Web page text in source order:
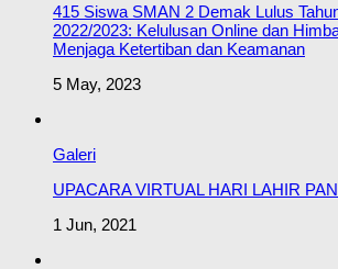
415 Siswa SMAN 2 Demak Lulus
2022/2023: Kelulusan Online dan
Menjaga Ketertiban dan Keamanan
5 May, 2023
Galeri
UPACARA VIRTUAL HARI LAHIR
1 Jun, 2021